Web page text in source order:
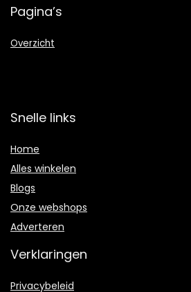
Pagina’s
Overzicht
Snelle links
Home
Alles winkelen
Blogs
Onze webshops
Adverteren
Verklaringen
Privacybeleid